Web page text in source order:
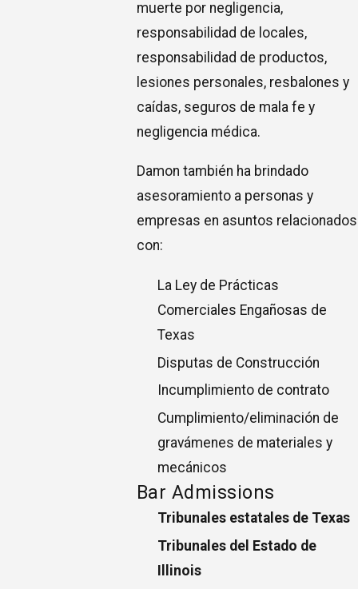
muerte por negligencia,
responsabilidad de locales,
responsabilidad de productos,
lesiones personales, resbalones y
caídas, seguros de mala fe y
negligencia médica.
Damon también ha brindado
asesoramiento a personas y
empresas en asuntos relacionados
con:
La Ley de Prácticas
Comerciales Engañosas de
Texas
Disputas de Construcción
Incumplimiento de contrato
Cumplimiento/eliminación de
gravámenes de materiales y
mecánicos
Bar Admissions
Tribunales estatales de Texas
Tribunales del Estado de
Illinois